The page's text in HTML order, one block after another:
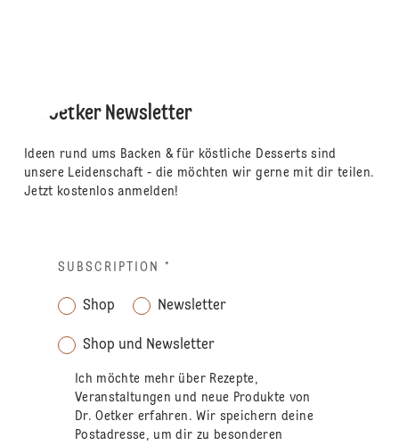
Dr. Oetker Newsletter
Ideen rund ums Backen & für köstliche Desserts sind
unsere Leidenschaft - die möchten wir gerne mit dir teilen.
Jetzt kostenlos anmelden!
SUBSCRIPTION *
Shop Newsletter
Shop und Newsletter
Ich möchte mehr über Rezepte,
Veranstaltungen und neue Produkte von
Dr. Oetker erfahren. Wir speichern deine
Postadresse, um dir zu besonderen